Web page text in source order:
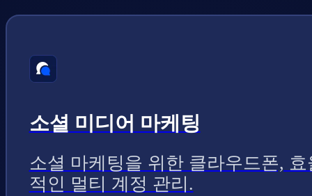
소셜 미디어 마케팅
소셜 마케팅을 위한 클라우드폰, 효
적인 멀티 계정 관리.